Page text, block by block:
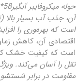
است که بهره‌وری را
اقتصادی آن، کاهش
است که کیفیت خشک
نقل را آسان می‌کند.